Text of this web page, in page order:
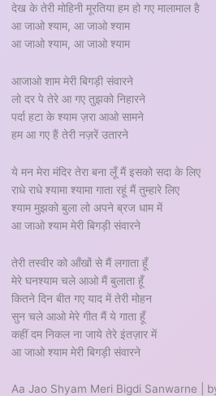
देख के तेरी मोहिनी मूरतिया हम हो गए मालामाल है
आ जाओ श्याम, आ जाओ श्याम
आ जाओ श्याम, आ जाओ श्याम
आजाओ शाम मेरी बिगड़ी संवारने
लो दर पे तेरे आ गए तुझको निहारने
पर्दा हटा के श्याम ज़रा आओ सामने
हम आ गए हैं तेरी नज़रें उतारने
ये मन मेरा मंदिर तेरा बना लूँ मैं इसको सदा के लिए
राधे राधे श्यामा श्यामा गाता रहूं मैं तुम्हारे लिए
श्याम मुझको बुला लो अपने ब्रज धाम में
आ जाओ श्याम मेरी बिगड़ी संवारने
तेरी तस्वीर को आँखों से मैं लगाता हूँ
मेरे घनश्याम चले आओ मैं बुलाता हूँ
कितने दिन बीत गए याद में तेरी मोहन
सुन चले आओ मेरे गीत मैं ये गाता हूँ
कहीं दम निकल ना जाये तेरे इंतज़ार में
आ जाओ श्याम मेरी बिगड़ी संवारने
Aa Jao Shyam Meri Bigdi Sanwarne |